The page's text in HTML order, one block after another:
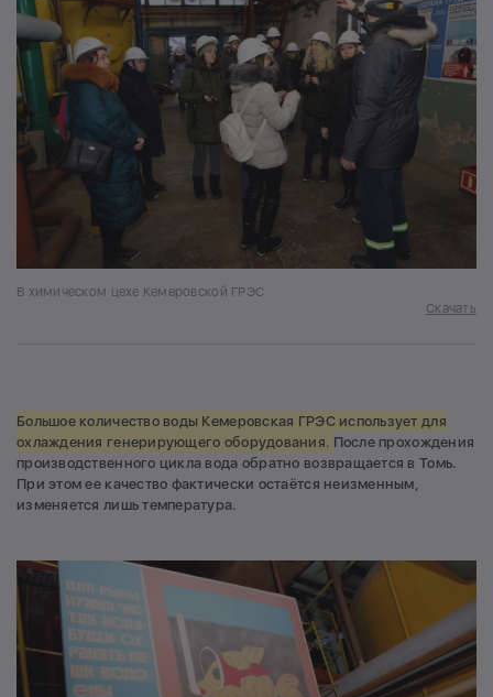
В химическом цехе Кемеровской ГРЭС
Скачать
Большое количество воды Кемеровская ГРЭС использует для
охлаждения генерирующего оборудования. После прохождения
производственного цикла вода обратно возвращается в Томь.
При этом ее качество фактически остаётся неизменным,
изменяется лишь температура.